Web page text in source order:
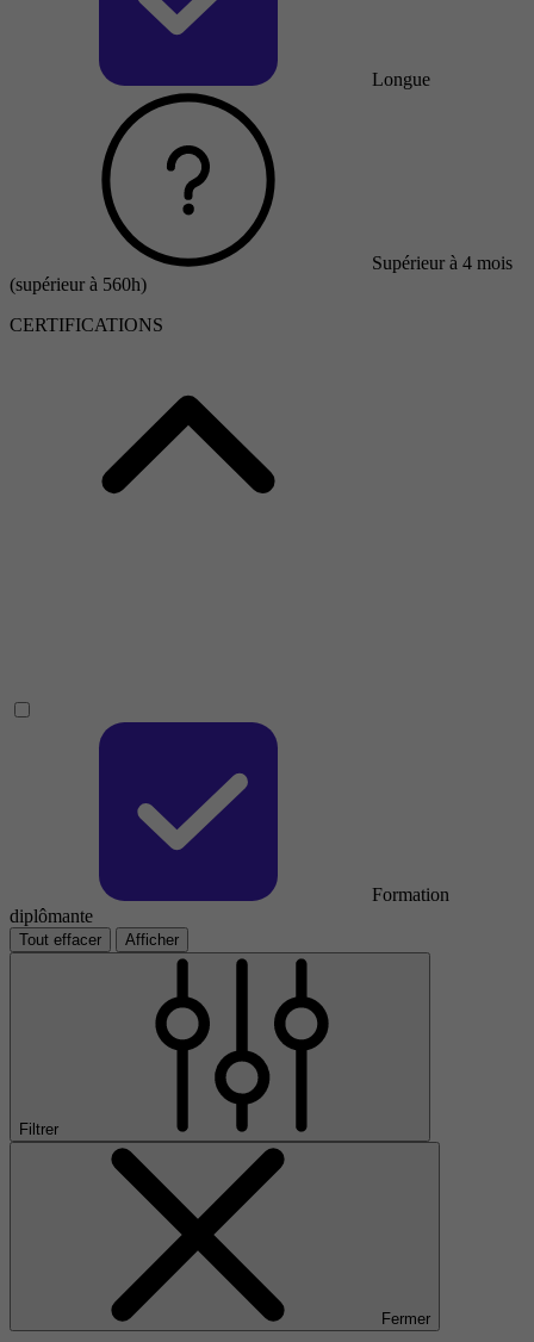
Longue
Supérieur à 4 mois
(supérieur à 560h)
CERTIFICATIONS
Formation
diplômante
Tout effacer Afficher
Filtrer
Fermer